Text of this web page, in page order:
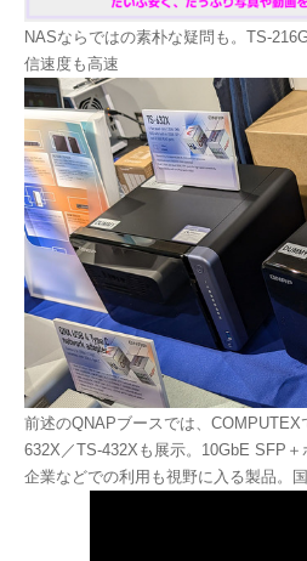
NASならではの素朴な疑問も。TS-
信速度も高速
前述のQNAPブースでは、
632X／TS-432Xも展示。10GbE SFP
企業などでの利用も視野に入る製品。